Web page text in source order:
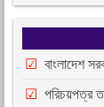
বাংলাদেশ
পরিচয়পত্র